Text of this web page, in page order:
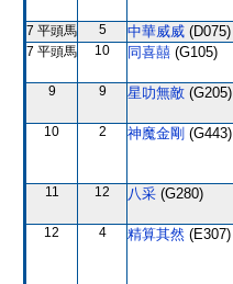
7 平頭馬 5 中華威威 (D075)
7 平頭馬 10 同喜囍 (G105)
9 9 星叻無敵 (G205)
10 2 神魔金剛 (G443)
11 12 八采 (G280)
12 4 精算其然 (E307)